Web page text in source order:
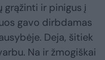
grąžinti ir pinigus į
gavo dirbdamas
Deja, šitiek
Na ir žmogiškai